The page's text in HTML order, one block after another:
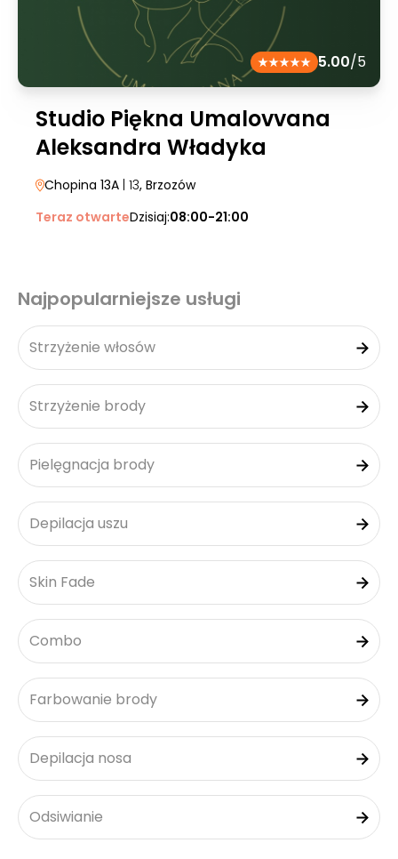
5.00/5
Studio Piękna Umalovvana
Aleksandra Władyka
Chopina 13A | 13, Brzozów
Teraz otwarteDzisiaj:08:00-21:00
Najpopularniejsze usługi
Strzyżenie włosów
Strzyżenie brody
Pielęgnacja brody
Depilacja uszu
Skin Fade
Combo
Farbowanie brody
Depilacja nosa
Odsiwianie